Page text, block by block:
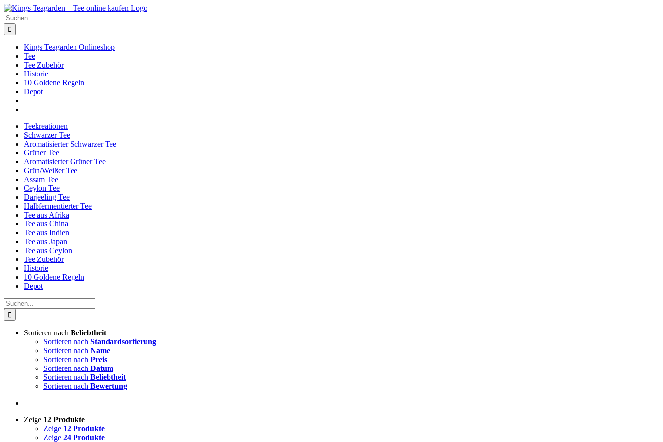
Zum
Inhalt
springen
Facebook
X
Instagram
Pinterest
Suche
nach:
Kings Teagarden Onlineshop
Tee
Tee Zubehör
Historie
10 Goldene Regeln
Depot
Teekreationen
Schwarzer Tee
Aromatisierter Schwarzer Tee
Grüner Tee
Aromatisierter Grüner Tee
Grün/Weißer Tee
Assam Tee
Ceylon Tee
Darjeeling Tee
Halbfermentierter Tee
Tee aus Afrika
Tee aus China
Tee aus Indien
Tee aus Japan
Tee aus Ceylon
Tee Zubehör
Historie
10 Goldene Regeln
Depot
Suche
nach:
Sortieren nach Beliebtheit
Sortieren nach Standardsortierung
Sortieren nach Name
Sortieren nach Preis
Sortieren nach Datum
Sortieren nach Beliebtheit
Sortieren nach Bewertung
Zeige 12 Produkte
Zeige 12 Produkte
Zeige 24 Produkte